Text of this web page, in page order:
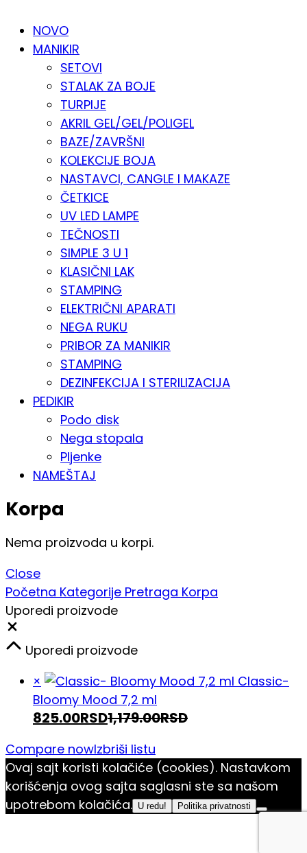
NOVO
MANIKIR
SETOVI
STALAK ZA BOJE
TURPIJE
AKRIL GEL/GEL/POLIGEL
BAZE/ZAVRŠNI
KOLEKCIJE BOJA
NASTAVCI, CANGLE I MAKAZE
ČETKICE
UV LED LAMPE
TEČNOSTI
SIMPLE 3 U 1
KLASIČNI LAK
STAMPING
ELEKTRIČNI APARATI
NEGA RUKU
PRIBOR ZA MANIKIR
STAMPING
DEZINFEKCIJA I STERILIZACIJA
PEDIKIR
Podo disk
Nega stopala
Pljenke
NAMEŠTAJ
Korpa
Nema proizvoda u korpi.
Close
Početna Kategorije Pretraga Korpa
Uporedi proizvode
Uporedi proizvode
×
Classic-
Bloomy Mood 7,2 ml
825.00RSD1,179.00RSD
Compare nowIzbriši listu
Ovaj sajt koristi kolačiće (cookies). Nastavkom
korišćenja ovog sajta saglasni ste sa našom
upotrebom kolačića. U redu! Politika privatnosti